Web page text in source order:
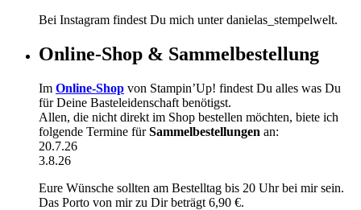
Bei Instagram findest Du mich unter danielas_stempelwelt.
Online-Shop & Sammelbestellung
Im Online-Shop von Stampin’Up! findest Du alles was Du
für Deine Basteleidenschaft benötigst.
Allen, die nicht direkt im Shop bestellen möchten, biete ich
folgende Termine fürSammelbestellungen an:
20.7.26
3.8.26
Eure Wünsche sollten am Bestelltag bis 20 Uhr bei mir sein.
Das Porto von mir zu Dir beträgt 6,90 €.